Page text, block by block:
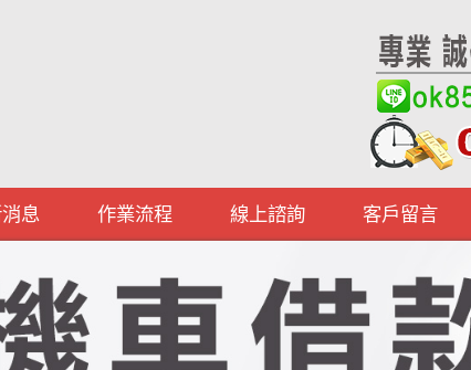
息 作業流程 線上諮詢 客戶留言